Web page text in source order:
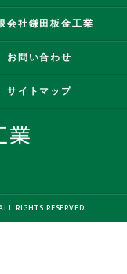
会社鎌田板金工業
お問い合わせ
サイトマップ
RIGHTS RESERVED.